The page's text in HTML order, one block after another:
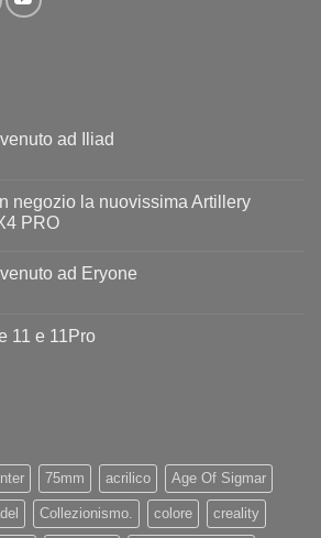
ad Iliad
negozio la nuovissima Artillery
PRO
ad Eryone
11 e 11Pro
75mm acrilico Age Of Sigmar
Collezionismo. colore creality